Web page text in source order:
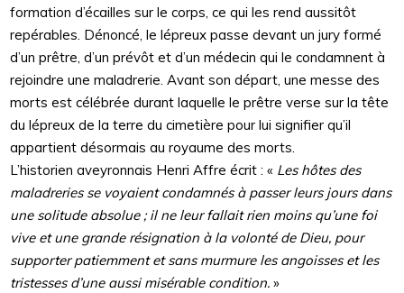
formation d’écailles sur le corps, ce qui les rend aussitôt
repérables. Dénoncé, le lépreux passe devant un jury formé
d’un prêtre, d’un prévôt et d’un médecin qui le condamnent à
rejoindre une maladrerie. Avant son départ, une messe des
morts est célébrée durant laquelle le prêtre verse sur la tête
du lépreux de la terre du cimetière pour lui signifier qu’il
appartient désormais au royaume des morts.
L’historien aveyronnais Henri Affre écrit : « Les hôtes des
maladreries se voyaient condamnés à passer leurs jours dans
une solitude absolue ; il ne leur fallait rien moins qu’une foi
vive et une grande résignation à la volonté de Dieu, pour
supporter patiemment et sans murmure les angoisses et les
tristesses d’une aussi misérable condition. »